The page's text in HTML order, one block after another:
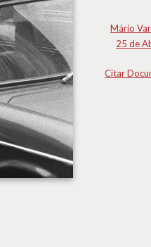
Mário
25 de
Citar